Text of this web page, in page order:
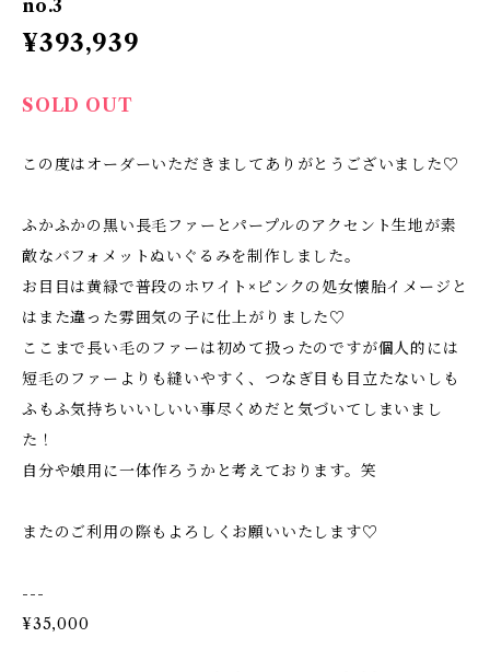
no.3
¥393,939
SOLD OUT
この度はオーダーいただきましてありがとうございました♡
ふかふかの黒い長毛ファーとパープルのアクセント生地が素
敵なバフォメットぬいぐるみを制作しました。
お目目は黄緑で普段のホワイト×ピンクの処女懐胎イメージと
はまた違った雰囲気の子に仕上がりました♡
ここまで長い毛のファーは初めて扱ったのですが個人的には
短毛のファーよりも縫いやすく、つなぎ目も目立たないしも
ふもふ気持ちいいしいい事尽くめだと気づいてしまいまし
た！
自分や娘用に一体作ろうかと考えております。笑
またのご利用の際もよろしくお願いいたします♡
---
¥35,000